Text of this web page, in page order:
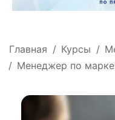
Главная Курсы
Менеджер по